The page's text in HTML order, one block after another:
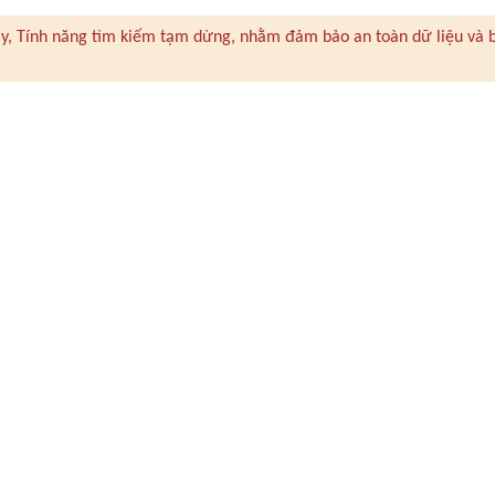
Tính năng tìm kiếm tạm dừng, nhằm đảm bảo an toàn dữ liệu và